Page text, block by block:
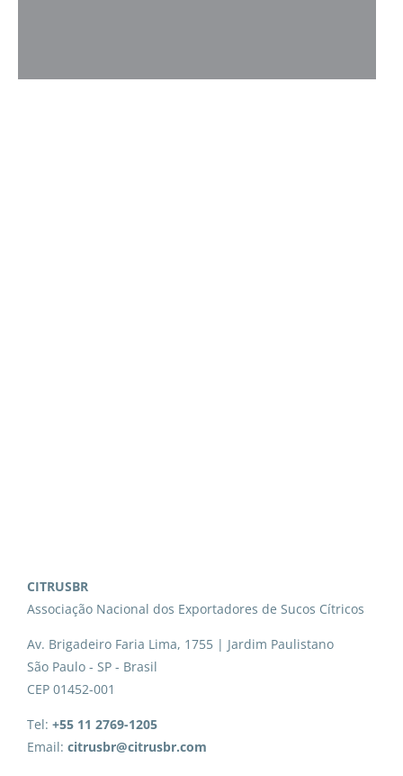
CITRUSBR
Associação Nacional dos Exportadores de Sucos Cítricos
Av. Brigadeiro Faria Lima, 1755 | Jardim Paulistano
São Paulo - SP - Brasil
CEP 01452-001
Tel: +55 11 2769-1205
Email: citrusbr@citrusbr.com